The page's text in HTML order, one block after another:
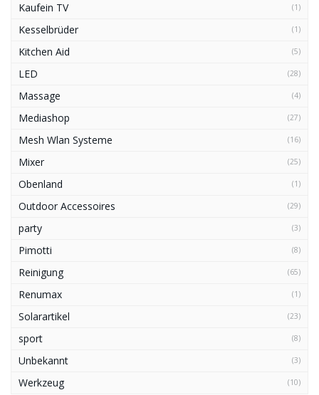
Kaufein TV (1)
Kesselbrüder (1)
Kitchen Aid (5)
LED (28)
Massage (4)
Mediashop (27)
Mesh Wlan Systeme (16)
Mixer (25)
Obenland (1)
Outdoor Accessoires (29)
party (3)
Pimotti (8)
Reinigung (65)
Renumax (1)
Solarartikel (23)
sport (8)
Unbekannt (3)
Werkzeug (10)